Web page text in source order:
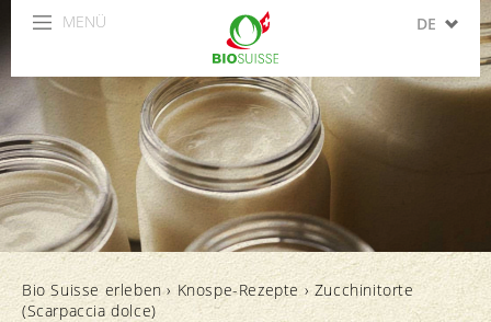
MENÜ DE
ES
Bio Suisse erleben› Knospe-Rezepte› Zucchinitorte
(Scarpaccia dolce)